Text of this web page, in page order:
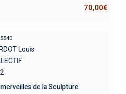
70,00€
Louis
de la Sculpture.